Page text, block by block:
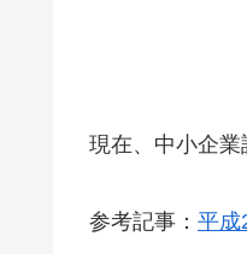
現在、中小企業
参考記事： 平成